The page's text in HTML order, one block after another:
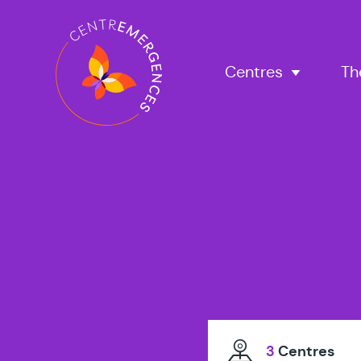
3 Centres
Navigation
principale
Centres